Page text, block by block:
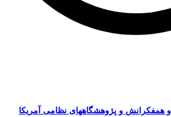
همفکرانش و پژوهشگاههای نظامی آمریکا